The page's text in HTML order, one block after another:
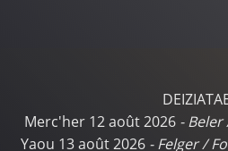
Merc'her 12 août 2026 -Beler
Yaou 13 août 2026 -Felger /